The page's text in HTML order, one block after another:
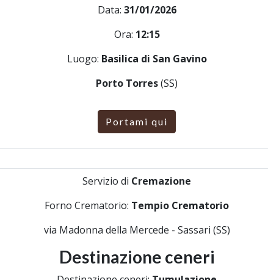
Data: 31/01/2026
Ora: 12:15
Luogo: Basilica di San Gavino
Porto Torres(SS)
Portami qui
Servizio di Cremazione
Forno Crematorio: Tempio Crematorio
via Madonna della Mercede - Sassari (SS)
Destinazione ceneri